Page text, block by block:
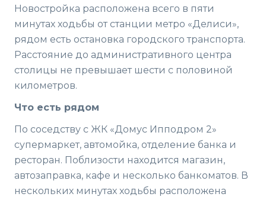
Новостройка расположена всего в пяти
минутах ходьбы от станции метро «Делиси»,
рядом есть остановка городского транспорта.
Расстояние до административного центра
столицы не превышает шести с половиной
километров.
Что есть рядом
По соседству с ЖК «Домус Ипподром 2»
супермаркет, автомойка, отделение банка и
ресторан. Поблизости находится магазин,
автозаправка, кафе и несколько банкоматов. В
нескольких минутах ходьбы расположена